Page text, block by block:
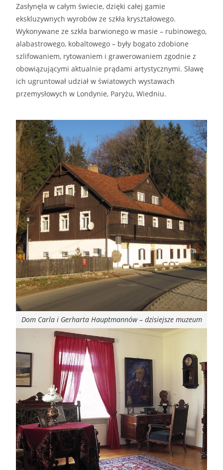
Zasłynęła w całym świecie, dzięki całej gamie
ekskluzywnych wyrobów ze szkła kryształowego.
Wykonywane ze szkła barwionego w masie – rubinowego,
alabastrowego, kobaltowego – były bogato zdobione
szlifowaniem, rytowaniem i grawerowaniem zgodnie z
obowiązującymi aktualnie prądami artystycznymi. Sławę
ich ugruntował udział w światowych wystawach
przemysłowych w Londynie, Paryżu, Wiedniu.
Dom Carla i Gerharta Hauptmannów – dzisiejsze muzeum